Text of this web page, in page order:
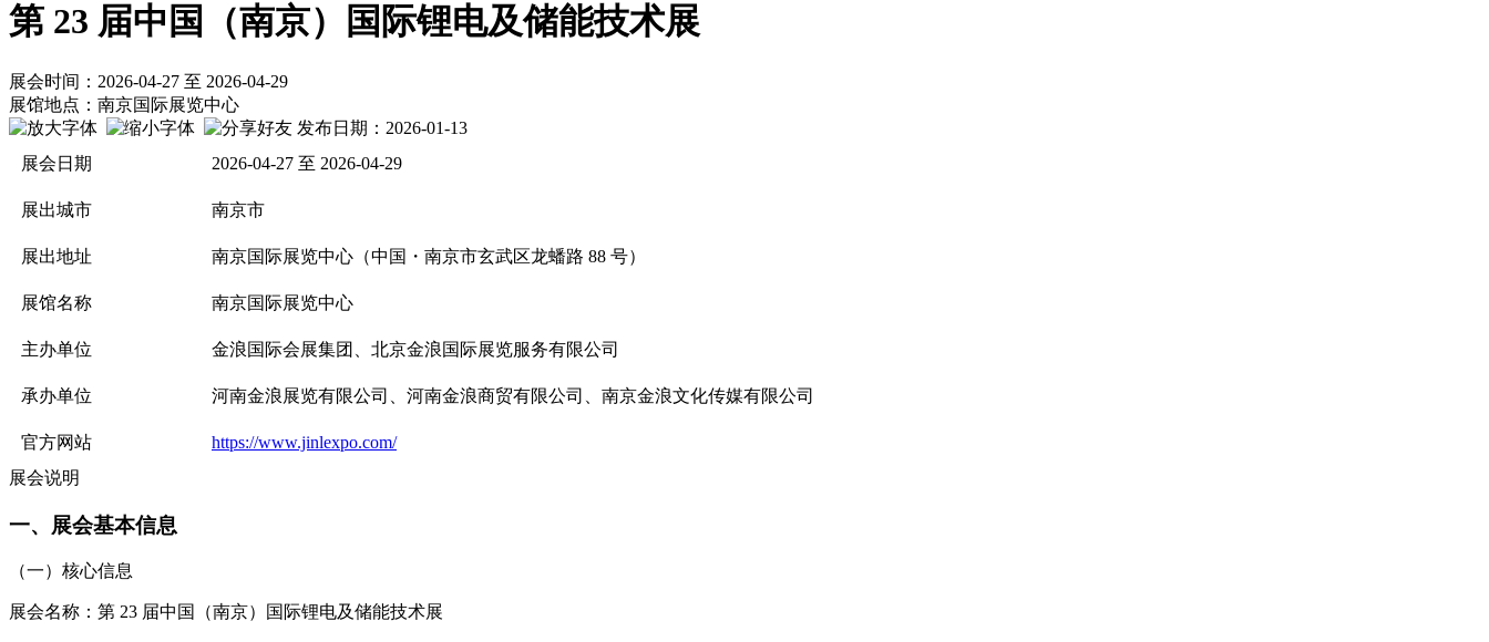
第 23 届中国（南京）国际锂电及储能技术展
展会时间：2026-04-27 至 2026-04-29
展馆地点：南京国际展览中心
发布日期：2026-01-13
展会日期
2026-04-27 至 2026-04-29
展出城市 南京市
展出地址 南京国际展览中心（中国・南京市玄武区龙蟠路 88 号）
展馆名称 南京国际展览中心
主办单位 金浪国际会展集团、北京金浪国际展览服务有限公司
承办单位 河南金浪展览有限公司、河南金浪商贸有限公司、南京金浪文化传媒有限公司
官方网站
https://www.jinlexpo.com/
展会说明
一、展会基本信息
（一）核心信息
展会名称：第 23 届中国（南京）国际锂电及储能技术展